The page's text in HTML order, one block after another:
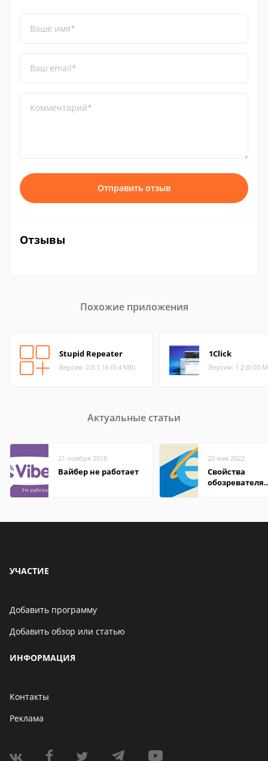
Ваше имя*
Ваш email*
Комментарий*
Отправить отзыв
Отзывы
Похожие приложения
Stupid Repeater
Версия: 2.0.1.16 (0.4 МБ)
1Click
Версия: 1.2 (0.03
Актуальные статьи
21 ноября 2018
Вайбер не работает
20 мая 2022
Свойства
обозревателя
УЧАСТИЕ
Добавить программу
Добавить обзор или статью
ИНФОРМАЦИЯ
Контакты
Реклама